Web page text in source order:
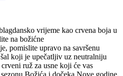
vrijeme kao crvena boja u
na božićne
pomislite upravo na savršenu
koji je upečatljiv uz neutralniju
ruž za usne koji će vas